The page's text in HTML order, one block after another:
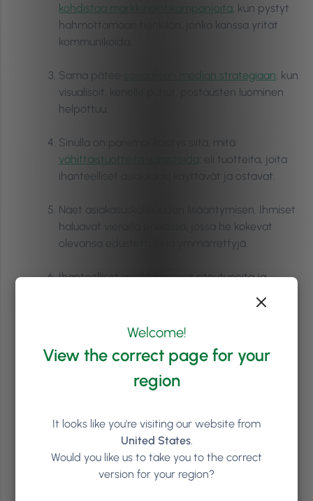
kohdistaa markkinointikampanjoita, kun pystyt
hahmottamaan henkilön, jonka kanssa yrität
kommunikoida.
Sama pätee sosiaalisen median strategiaan: kun
visualisoit, kenelle puhut, postausten luominen
helpottuu.
Sinulla on parempi käsitys siitä, mitä
vähittäistuotteita varastoida
: eli tuotteita, joita
ihanteelliset asiakkaasi käyttävät ja ostavat.
Näet asiakasuskollisuuden lisääntymisen. Ihmiset
haluavat vierailla paikassa, jossa he kokevat
olevansa edustettuja ja ymmärrettyjä.
Ihanteelliset asiakkaat ovat sitoutuneita ja
mikä lisää suosituksia ja kasvattaa “ihanteellisten
asiakkaiden” määrää varauksissasi.
Ihanteellisten asiakkaiden ymmärtäminen antaa
sinulle selvemmän kuvan brändistäsi, lisäten
näkyvyyttä ja auktoriteettiä.
Uskollisemmat asiakkaat vierailevat luonasi
useammin ja kuluttavat enemmän rahaa, mikä
lisää yrityksesi liikevaihtoa – ja tekee siitä
kannattavamman.
Welcome!
View the correct page for your
region
It looks like you're visiting our website from
United States.
Would you like us to take you to the correct
version for your region?